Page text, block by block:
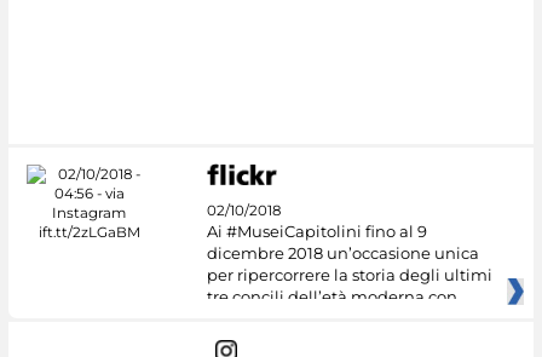
02/10/2018
Ai #MuseiCapitolini fino al 9
dicembre 2018 un’occasione unica
per ripercorrere la storia degli ultimi
tre concili dell’età moderna con